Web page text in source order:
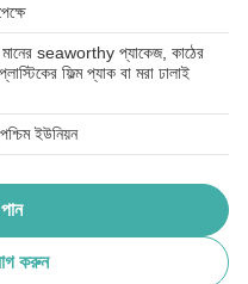
seaworthy প্যাকেজ, কাঠের
ফিল্ম প্যাক বা মরা ঢালাই
ইউনিয়ন
করুন